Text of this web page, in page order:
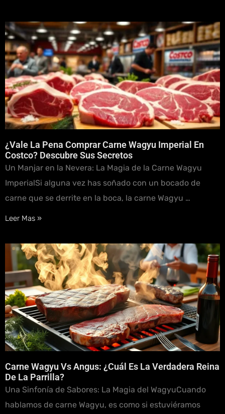
¿Vale La Pena Comprar Carne Wagyu Imperial En
Costco? Descubre Sus Secretos
Un Manjar en la Nevera: La Magia de la Carne Wagyu
ImperialSi alguna vez has soñado con un bocado de
carne que se derrite en la boca, la carne Wagyu …
Leer Mas »
Carne Wagyu Vs Angus: ¿Cuál Es La Verdadera Reina
De La Parrilla?
Una Sinfonía de Sabores: La Magia del WagyuCuando
hablamos de carne Wagyu, es como si estuviéramos